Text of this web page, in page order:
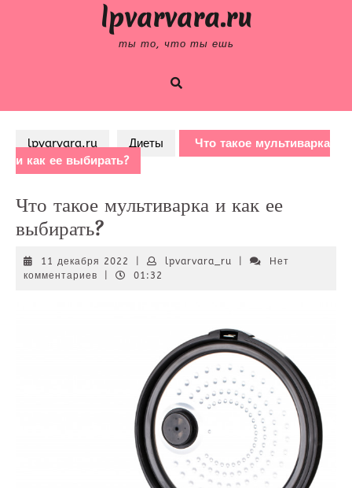
lpvarvara.ru
ты то, что ты ешь
lpvarvara.ru Диеты
Что такое мультиварка
и как ее выбирать?
Что такое мультиварка и как ее
выбирать?
11 декабря 2022
декабря
lpvarvara_rulpvarvara_ru
Нет
комментариев
01:32